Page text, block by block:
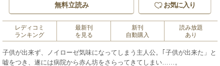
無料立読み お気に入り
レディコミ
ランキング
最新刊
を見る
新刊
自動購入
読み放題
あり
子供が出来ず、ノイローゼ気味になってしまう主人公。｢子供が出来た」と
嘘をつき、遂には病院から赤ん坊をさらってきてしまい……。